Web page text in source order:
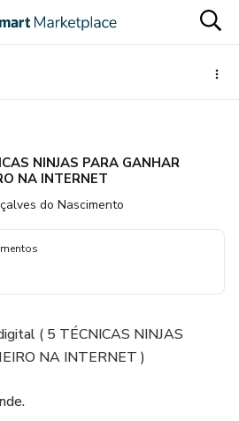
NINJAS PARA GANHAR
NA INTERNET
do Nascimento
( 5 TÉCNICAS NINJAS
NA INTERNET )